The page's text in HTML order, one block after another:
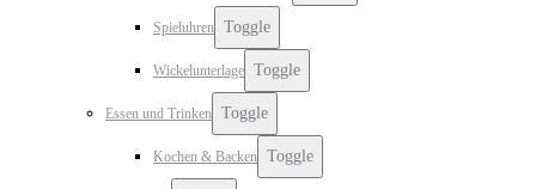
Spieluhren Toggle
Wickelunterlage Toggle
Essen und Trinken Toggle
Kochen & Backen Toggle